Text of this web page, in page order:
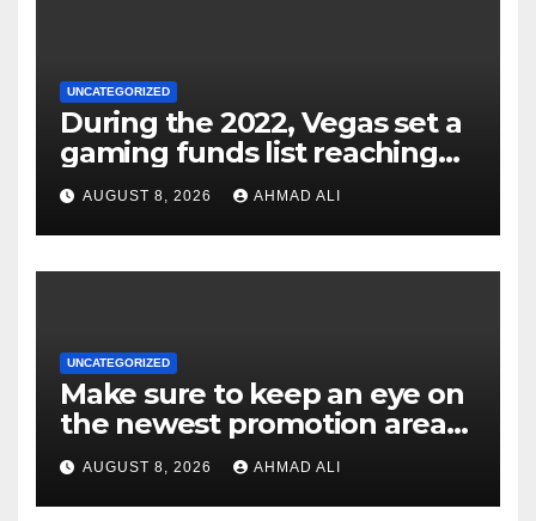
UNCATEGORIZED
During the 2022, Vegas set a
gaming funds list reaching
$14AUGUST 8, 2026 AHMAD ALI
UNCATEGORIZED
Make sure to keep an eye on
the newest promotion area
once logging in to maximise
your winnings
AUGUST 8, 2026 AHMAD ALI